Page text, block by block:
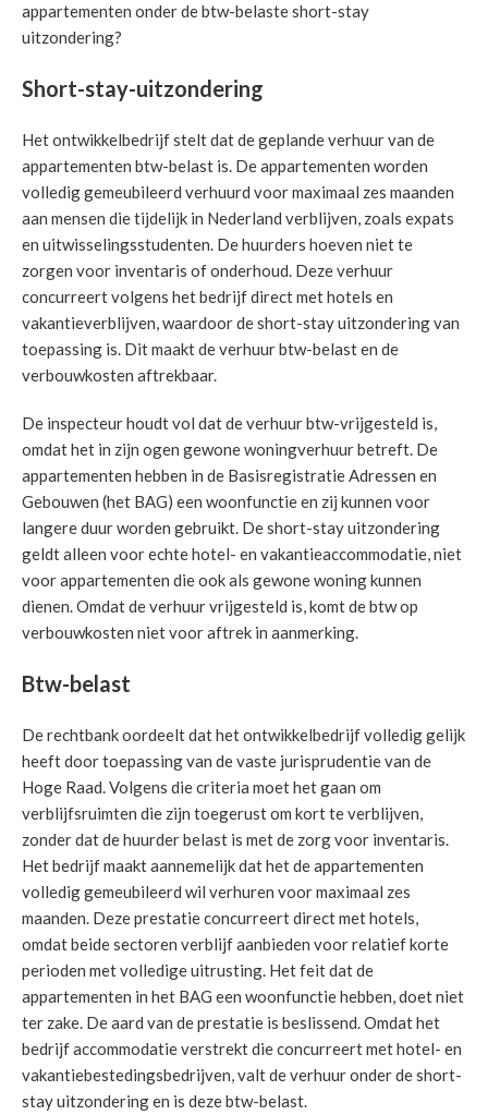
appartementen onder de btw-belaste short-stay
uitzondering?
Short-stay-uitzondering
Het ontwikkelbedrijf stelt dat de geplande verhuur van de
appartementen btw-belast is. De appartementen worden
volledig gemeubileerd verhuurd voor maximaal zes maanden
aan mensen die tijdelijk in Nederland verblijven, zoals expats
en uitwisselingsstudenten. De huurders hoeven niet te
zorgen voor inventaris of onderhoud. Deze verhuur
concurreert volgens het bedrijf direct met hotels en
vakantieverblijven, waardoor de short-stay uitzondering van
toepassing is. Dit maakt de verhuur btw-belast en de
verbouwkosten aftrekbaar.
De inspecteur houdt vol dat de verhuur btw-vrijgesteld is,
omdat het in zijn ogen gewone woningverhuur betreft. De
appartementen hebben in de Basisregistratie Adressen en
Gebouwen (het BAG) een woonfunctie en zij kunnen voor
langere duur worden gebruikt. De short-stay uitzondering
geldt alleen voor echte hotel- en vakantieaccommodatie, niet
voor appartementen die ook als gewone woning kunnen
dienen. Omdat de verhuur vrijgesteld is, komt de btw op
verbouwkosten niet voor aftrek in aanmerking.
Btw-belast
De rechtbank oordeelt dat het ontwikkelbedrijf volledig gelijk
heeft door toepassing van de vaste jurisprudentie van de
Hoge Raad. Volgens die criteria moet het gaan om
verblijfsruimten die zijn toegerust om kort te verblijven,
zonder dat de huurder belast is met de zorg voor inventaris.
Het bedrijf maakt aannemelijk dat het de appartementen
volledig gemeubileerd wil verhuren voor maximaal zes
maanden. Deze prestatie concurreert direct met hotels,
omdat beide sectoren verblijf aanbieden voor relatief korte
perioden met volledige uitrusting. Het feit dat de
appartementen in het BAG een woonfunctie hebben, doet niet
ter zake. De aard van de prestatie is beslissend. Omdat het
bedrijf accommodatie verstrekt die concurreert met hotel- en
vakantiebestedingsbedrijven, valt de verhuur onder de short-
stay uitzondering en is deze btw-belast.